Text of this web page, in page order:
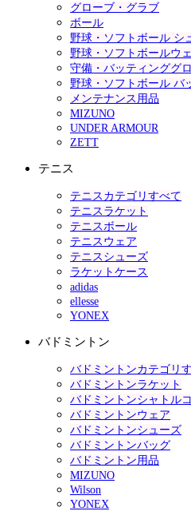
グローブ・グラブ
ボール
野球・ソフトボール シ
野球・ソフトボールウ
守備・バッティンググ
野球・ソフトボール バ
メンテナンス用品
MIZUNO
UNDER ARMOUR
ZETT
テニス
テニスカテゴリすべて
テニスラケット
テニスボール
テニスウェア
テニスシューズ
ラケットケース
adidas
ellesse
YONEX
バドミントン
バドミントンカテゴリ
バドミントンラケット
バドミントンシャトル
バドミントンウェア
バドミントンシューズ
バドミントンバッグ
バドミントン用品
MIZUNO
Wilson
YONEX